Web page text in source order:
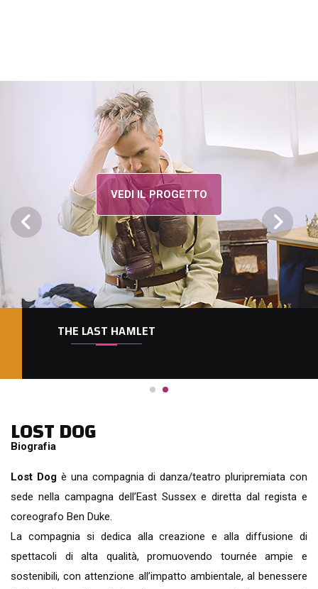
VEDI IL PROGETTO
THE LAST HAMLET
LOST DOG
Biografia
Lost Dogè una compagnia di danza/teatro pluripremiata con
sede nella campagna dell’East Sussex e diretta dal regista e
coreografo Ben Duke.
La compagnia si dedica alla creazione e alla diffusione di
spettacoli di alta qualità, promuovendo tournée ampie e
sostenibili, con attenzione all’impatto ambientale, al benessere